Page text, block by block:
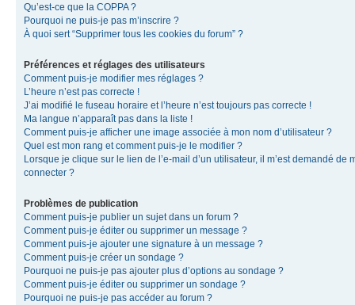
Qu’est-ce que la COPPA ?
Pourquoi ne puis-je pas m’inscrire ?
À quoi sert “Supprimer tous les cookies du forum” ?
Préférences et réglages des utilisateurs
Comment puis-je modifier mes réglages ?
L’heure n’est pas correcte !
J’ai modifié le fuseau horaire et l’heure n’est toujours pas correcte !
Ma langue n’apparaît pas dans la liste !
Comment puis-je afficher une image associée à mon nom d’utilisateur ?
Quel est mon rang et comment puis-je le modifier ?
Lorsque je clique sur le lien de l’e-mail d’un utilisateur, il m’est demandé de
connecter ?
Problèmes de publication
Comment puis-je publier un sujet dans un forum ?
Comment puis-je éditer ou supprimer un message ?
Comment puis-je ajouter une signature à un message ?
Comment puis-je créer un sondage ?
Pourquoi ne puis-je pas ajouter plus d’options au sondage ?
Comment puis-je éditer ou supprimer un sondage ?
Pourquoi ne puis-je pas accéder au forum ?